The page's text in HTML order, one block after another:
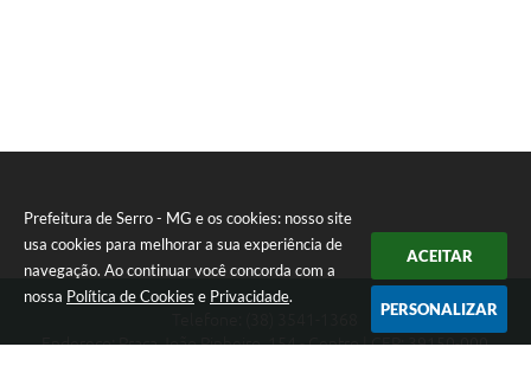
Prefeitura de Serro - MG e os cookies: nosso site
usa cookies para melhorar a sua experiência de
navegação. Ao continuar você concorda com a
nossa Política de Cookies e Privacidade.
ACEITAR
PERSONALIZAR
Endereço: Praça João Pinheiro, 154 - Centro | CEP: 39150-000